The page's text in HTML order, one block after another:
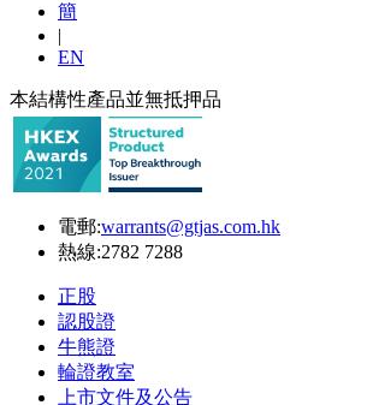
簡
|
EN
本結構性產品並無抵押品
電郵:warrants@gtjas.com.hk
熱線:2782 7288
正股
認股證
牛熊證
輪證教室
上市文件及公告